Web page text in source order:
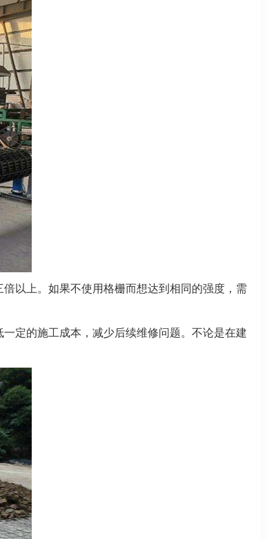
以上。如果不使用格栅而想达到相同的强度，需
定的施工成本，减少后续维修问题。不论是在建